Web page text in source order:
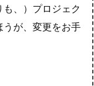
、）プロジェク
うが、変更をお手